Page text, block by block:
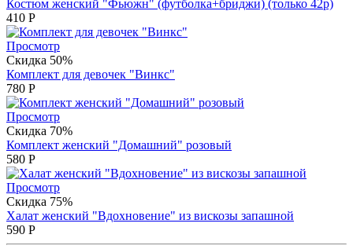
Костюм женский "Фьюжн" (футболка+бриджи) (только 42р)
410 Р
Просмотр
Скидка 50%
Комплект для девочек "Винкс"
780 Р
Просмотр
Скидка 70%
Комплект женский "Домашний" розовый
580 Р
Просмотр
Скидка 75%
Халат женский "Вдохновение" из вискозы запашной
590 Р